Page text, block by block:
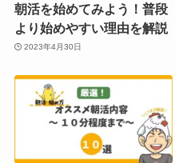
朝活を始めてみよう！普段
より始めやすい理由を解説
2023年4月30日